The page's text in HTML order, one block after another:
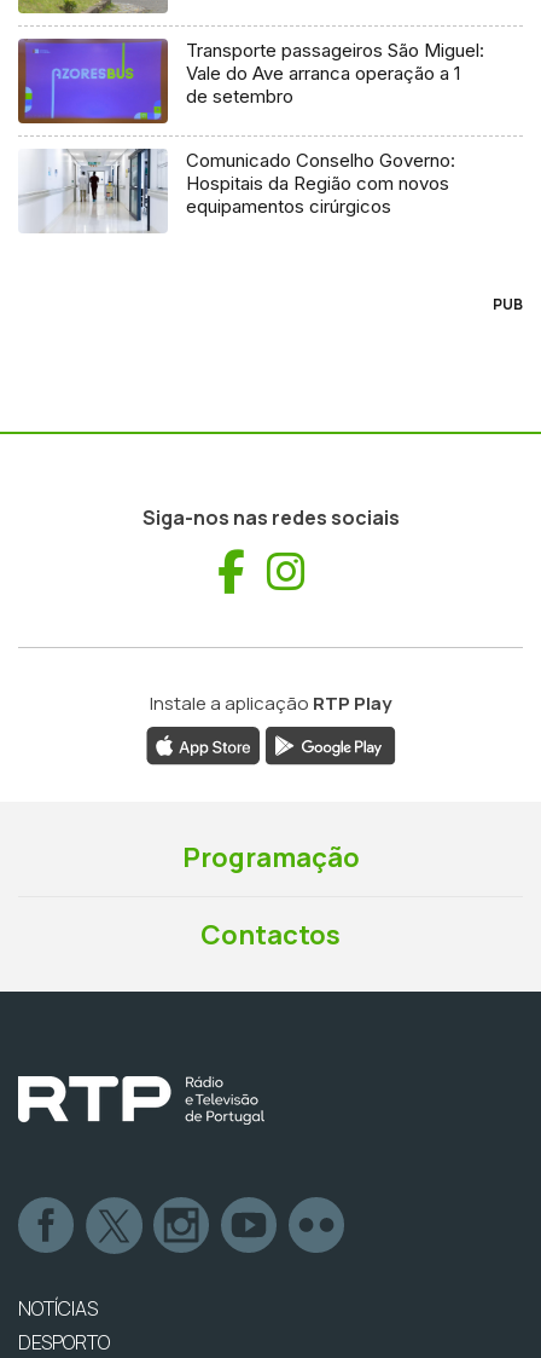
Transporte passageiros São Miguel:
Vale do Ave arranca operação a 1
de setembro
Comunicado Conselho Governo:
Hospitais da Região com novos
equipamentos cirúrgicos
PUB
Siga-nos nas redes sociais
Facebook
Instale a aplicação RTP Play
Programação
Contactos
NOTÍCIAS
DESPORTO